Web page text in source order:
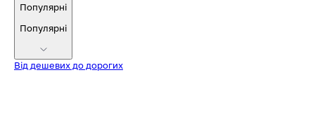
Популярні
Популярні
Від дешевих до дорогих